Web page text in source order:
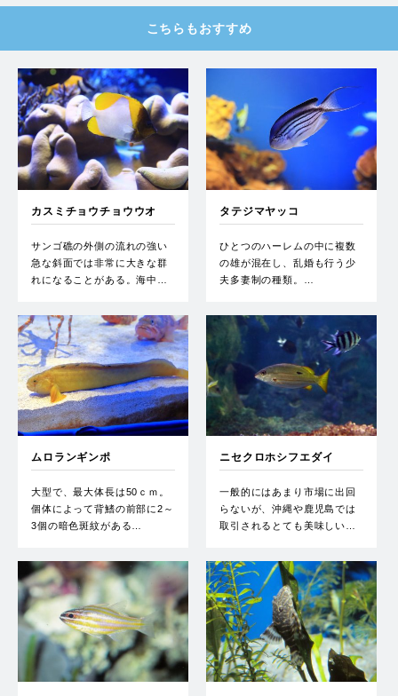
こちらもおすすめ
カスミチョウチョウウオ
サンゴ礁の外側の流れの強い
急な斜面では非常に大きな群
れになることがある。海中…
タテジマヤッコ
ひとつのハーレムの中に複数
の雄が混在し、乱婚も行う少
夫多妻制の種類。…
ムロランギンポ
大型で、最大体長は50ｃｍ。
個体によって背鰭の前部に2～
3個の暗色斑紋がある…
ニセクロホシフエダイ
一般的にはあまり市場に出回
らないが、沖縄や鹿児島では
取引されるとても美味しい…